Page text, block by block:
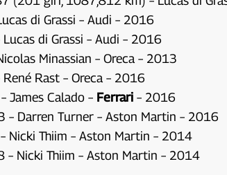
di Grassi – Audi – 2016
di Grassi – Audi – 2016
Minassian – Oreca – 2013
Rast – Oreca – 2016
James Calado – Ferrari – 2016
– Darren Turner – Aston Martin – 2016
Nicki Thiim – Aston Martin – 2014
– Nicki Thiim – Aston Martin – 2014